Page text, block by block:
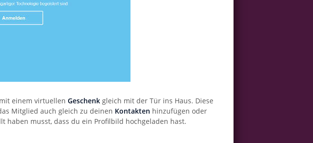
einem virtuellen Geschenk gleich mit der Tür ins Haus. Diese
Mitglied auch gleich zu deinen Kontakten hinzufügen oder
haben musst, dass du ein Profilbild hochgeladen hast.